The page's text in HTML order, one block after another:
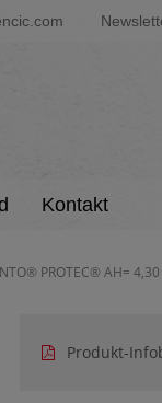
Kontakt
PROTEC® AH=
Produkt-